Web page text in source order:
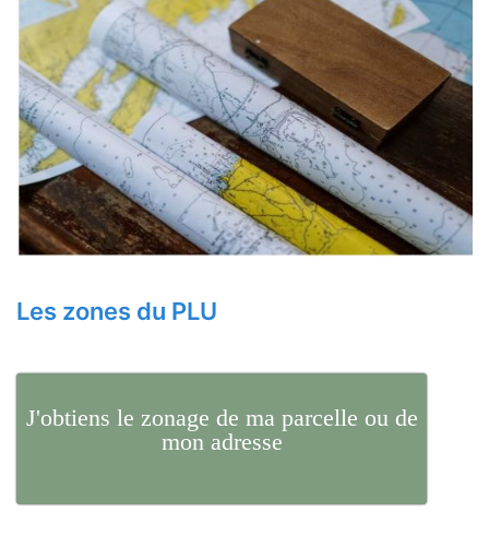
Les zones du PLU
J'obtiens le zonage de ma parcelle ou de
mon adresse